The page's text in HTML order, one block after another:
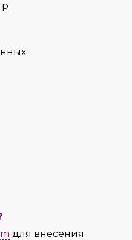
для внесения